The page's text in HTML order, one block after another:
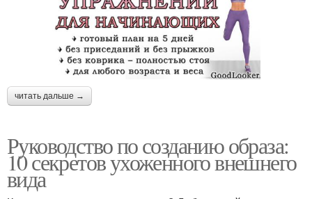
читать дальше →
Руководство по созданию образа:
10 секретов ухоженного внешнего
вида